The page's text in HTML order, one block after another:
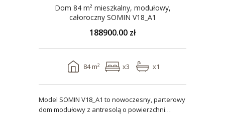
Dom 84 m² mieszkalny, modułowy,
całoroczny SOMIN V18_A1
188900.00 zł
84 m² x3 x1
Model SOMIN V18_A1 to nowoczesny, parterowy
dom modułowy z antresolą o powierzchni